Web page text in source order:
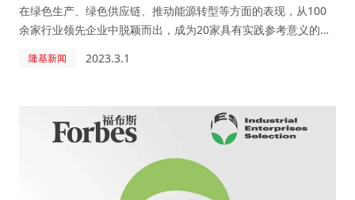
在绿色生产、绿色供应链、推动能源转型等方面的表现，从100
余家行业领先企业中脱颖而出，成为20家具有实践参考意义的
隆基新闻 2023.3.1